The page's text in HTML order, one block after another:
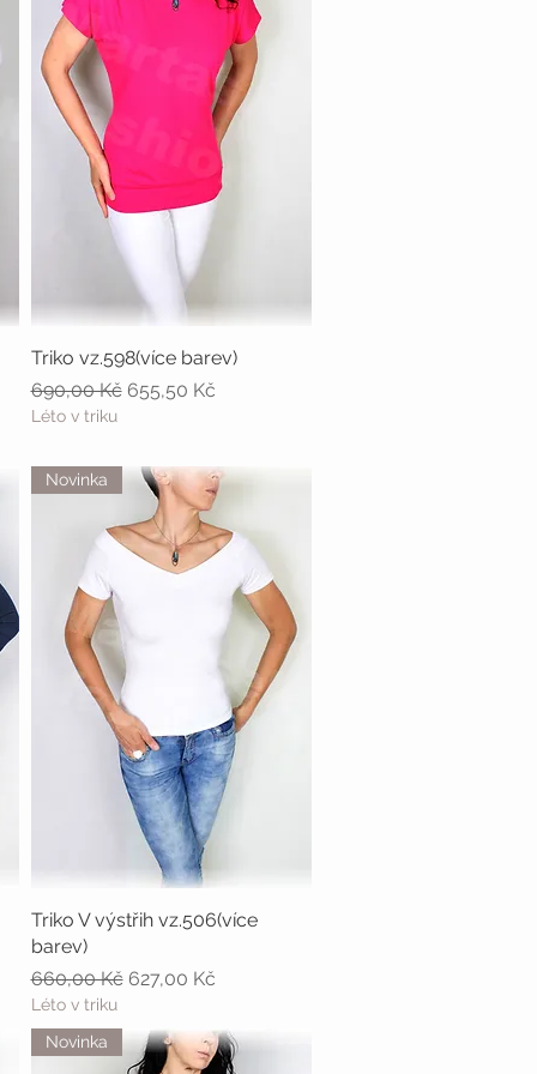
Rychlý náhled
Triko vz.598(více barev)
Běžná cena
690,00 Kč Zvýhodněná cena
655,50 Kč
Léto v triku
Rychlý náhled
Novinka
Triko V výstřih vz.506(více
barev)
Běžná cena
660,00 Kč Zvýhodněná cena
627,00 Kč
Léto v triku
Novinka